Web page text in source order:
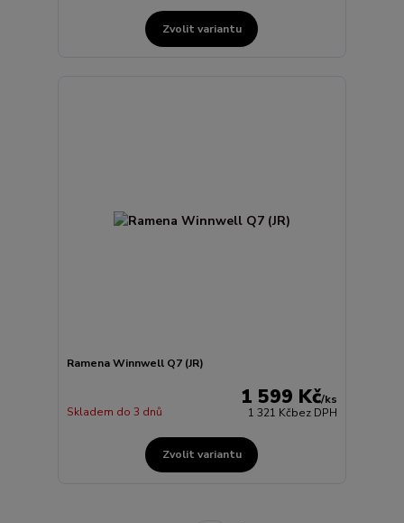
Zvolit variantu
Ramena Winnwell Q7 (JR)
1 599 Kč/ks
1 321 Kčbez DPH
Skladem do 3 dnů
Zvolit variantu